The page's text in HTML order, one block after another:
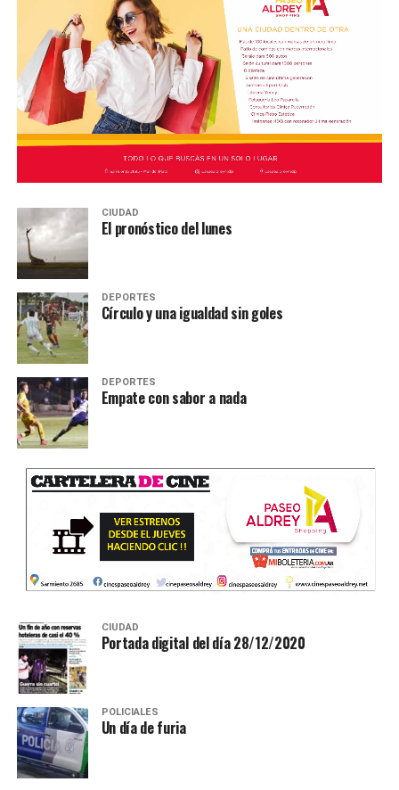
CIUDAD
El pronóstico del lunes
DEPORTES
Círculo y una igualdad sin goles
DEPORTES
Empate con sabor a nada
CIUDAD
Portada digital del día 28/12/2020
POLICIALES
Un día de furia